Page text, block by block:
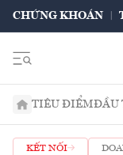
CHỨNG KHOÁN
TIÊU ĐIỂMĐẦU
KẾT NỐI